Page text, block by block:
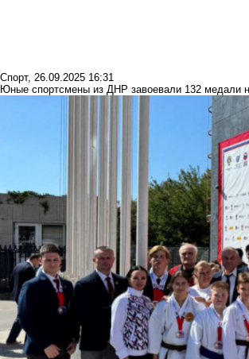
Спорт, 26.09.2025 16:31
Юные спортсмены из ДНР завоевали 132 медали